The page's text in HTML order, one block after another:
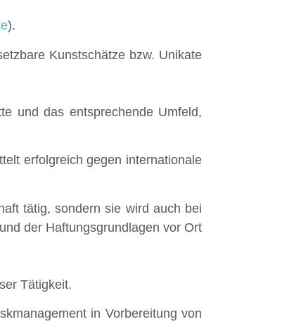
).
Kunstschätze bzw. Unikate
und das entsprechende Umfeld,
erfolgreich gegen internationale
tätig, sondern sie wird auch bei
der Haftungsgrundlagen vor Ort
Tätigkeit.
in Vorbereitung von